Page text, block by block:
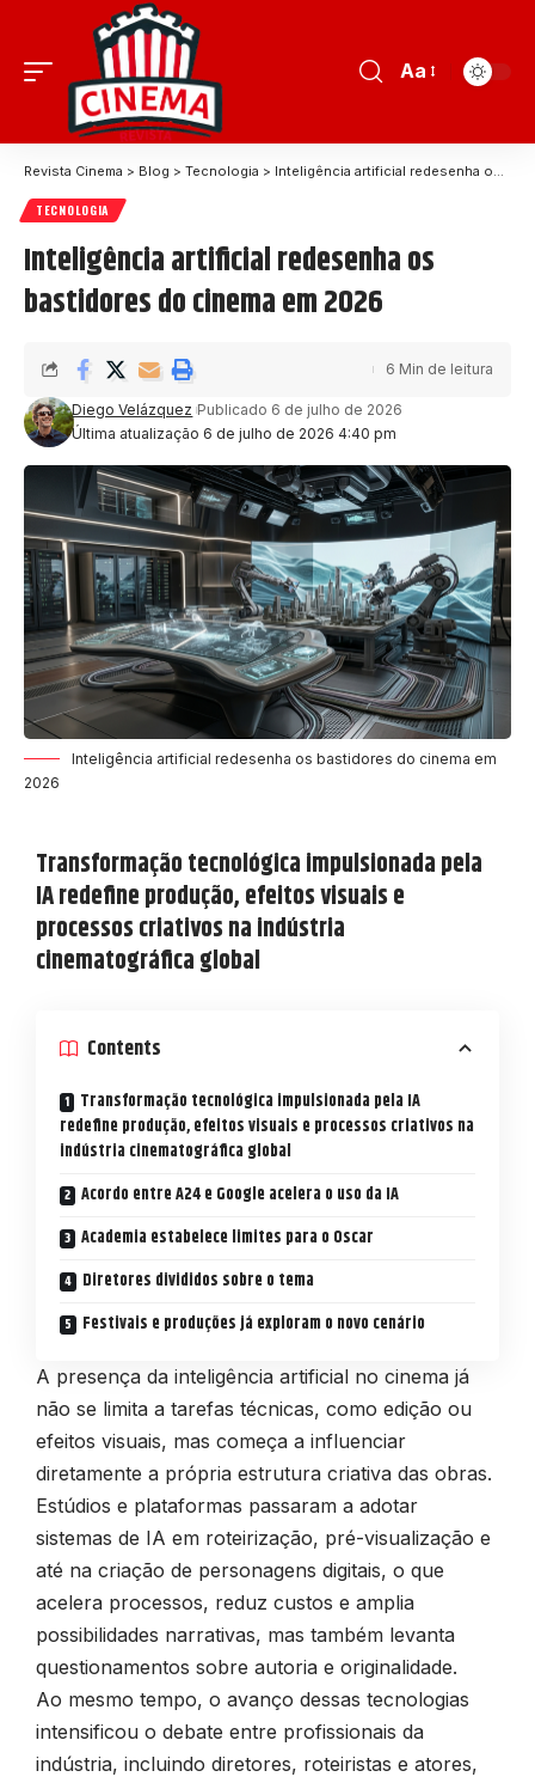
Aa
Revista Cinema > Blog > Tecnologia > Inteligência artificial redesenha os bastidores do cinema em 2026
TECNOLOGIA
Inteligência artificial redesenha os
bastidores do cinema em 2026
Última atualização 6 de julho de 2026 4:40 pm
Diego Velázquez Publicado 6 de julho de 2026
6 Min de leitura
Inteligência artificial redesenha os bastidores do cinema em
2026
Transformação tecnológica impulsionada pela
IA redefine produção, efeitos visuais e
processos criativos na indústria
cinematográfica global
Contents
Transformação tecnológica impulsionada pela IA
redefine produção, efeitos visuais e processos criativos na
indústria cinematográfica global
Acordo entre A24 e Google acelera o uso da IA
Academia estabelece limites para o Oscar
Diretores divididos sobre o tema
Festivais e produções já exploram o novo cenário
A presença da inteligência artificial no cinema já
não se limita a tarefas técnicas, como edição ou
efeitos visuais, mas começa a influenciar
diretamente a própria estrutura criativa das obras.
Estúdios e plataformas passaram a adotar
sistemas de IA em roteirização, pré-visualização e
até na criação de personagens digitais, o que
acelera processos, reduz custos e amplia
possibilidades narrativas, mas também levanta
questionamentos sobre autoria e originalidade.
Ao mesmo tempo, o avanço dessas tecnologias
intensificou o debate entre profissionais da
indústria, incluindo diretores, roteiristas e atores,